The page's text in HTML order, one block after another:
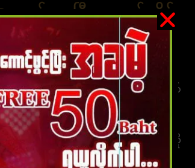
တ်မှစပြီးလောင်းနိုင်
လောင်းကစား ၀က်ဘ်ဆိုက်ဖြစ်သည်။ တိုးတက်
အဝင် ၊ ပရော်ဖက်ရှင်နယ်အဖွဲ့တစ်ဖွဲ့နှင့် စနစ်
င်နေပါသည် ။UFABET
ဝဘ်ဆိုဒ်၏
လုံခြုံရေး စနစ်ဖြစ်ပြီး အလောင်းအစား
ျားသည်၊ ဘောလုံးပွဲပေါက်နှုန်းများကို
းဘေကာရာ၊ အွန်လိုင်းစလော့များ၊